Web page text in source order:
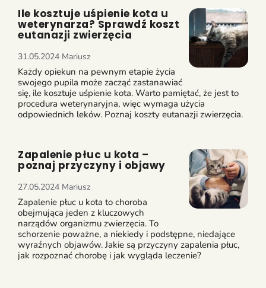
Ile kosztuje uśpienie kota u
weterynarza? Sprawdź koszt
eutanazji zwierzęcia
31.05.2024 Mariusz
Każdy opiekun na pewnym etapie życia
swojego pupila może zacząć zastanawiać
się, ile kosztuje uśpienie kota. Warto pamiętać, że jest to
procedura weterynaryjna, więc wymaga użycia
odpowiednich leków. Poznaj koszty eutanazji zwierzęcia.
Zapalenie płuc u kota –
poznaj przyczyny i objawy
27.05.2024 Mariusz
Zapalenie płuc u kota to choroba
obejmująca jeden z kluczowych
narządów organizmu zwierzęcia. To
schorzenie poważne, a niekiedy i podstępne, niedające
wyraźnych objawów. Jakie są przyczyny zapalenia płuc,
jak rozpoznać chorobę i jak wygląda leczenie?